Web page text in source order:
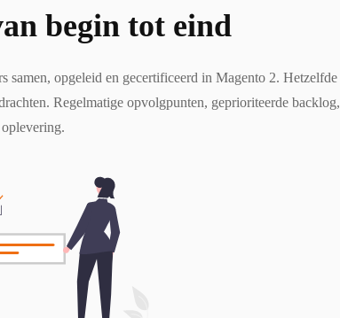
begin tot eind
opgeleid en gecertificeerd in Magento 2. Hetzelfde
Regelmatige opvolgpunten, geprioriteerde backlog,